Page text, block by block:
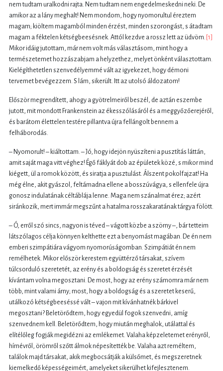
nem tudtam uralkodni rajta. Nem tudtam nem engedelmeskedni neki. De
amikor az a lány meghalt! Nem mondom, hogy nyomorultul éreztem
magam; kiöltem magamból minden érzést, minden szorongást, s átadtam
magam a féktelen kétségbeesésnek. Attól kezdve a rossz lett az üdvöm. [1]
Mikor idáig jutottam, már nem volt más választásom, mint hogy a
természetemet hozzászabjam a helyzethez, melyet önként választottam.
Kielégíthetetlen szenvedélyemmé vált az igyekezet, hogy démoni
tervemet bevégezzem. S lám, sikerült. Itt az utolsó áldozatom!
Először megrendített, ahogy a gyötrelmeiről beszél, de aztán eszembe
jutott, mit mondott Frankenstein az ékesszólásáról és a meggyőzőerejéről,
és barátom élettelen testére pillantva újra fellángolt bennem a
felháborodás.
– Nyomorult! – kiáltottam. – Jó, hogy idejön nyüszíteni a pusztítás láttán,
amit saját maga vitt véghez! Égő fáklyát dob az épületek közé, s mikor mind
kiégett, ül a romok között, és siratja a pusztulást. Álszent pokolfajzat! Ha
még élne, akit gyászol, feltámadna ellene a bosszúvágya, s ellenfele újra
gonosz indulatának céltáblája lenne. Maga nem szánalmat érez; azért
siránkozik, mert immár megszűnt a hatalma rosszakaratának tárgya fölött.
– Ó, erről szó sincs, nagyon is téved – vágott közbe a szörny –, bár tetteim
látszólagos célja könnyen kelthette ezt a benyomást magában. De én nem
emberi szimpátiára vágyom nyomorúságomban. Szimpátiát én nem
remélhetek. Mikor először kerestem együttérző társakat, szívem
túlcsorduló szeretetét, az erény és a boldogság és szeretet érzését
kívántam volna megosztani. De most, hogy az erény számomra már nem
több, mint valami árny; most, hogy a boldogság és a szeretet keserű,
utálkozó kétségbeeséssé vált – vajon mit kívánhatnék bárkivel
megosztani? Beletörődtem, hogy egyedül fogok szenvedni, amíg
szenvednem kell. Beletörődtem, hogy miután meghalok, utálattal és
elítélőleg fogják megidézni az emlékemet. Valaha képzeletemet erényről,
hírnévről, örömről szőtt álmok népesítették be. Valaha azt reméltem,
találok majd társakat, akik megbocsátják a külsőmet, és megszeretnek
kiemelkedő képességeimért, amelyeket sikerülhet kifejlesztenem.